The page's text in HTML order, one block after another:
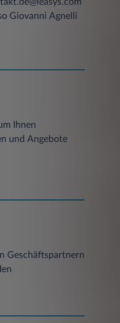
Giovanni Agnelli
Ihnen
und Angebote
Geschäftspartnern